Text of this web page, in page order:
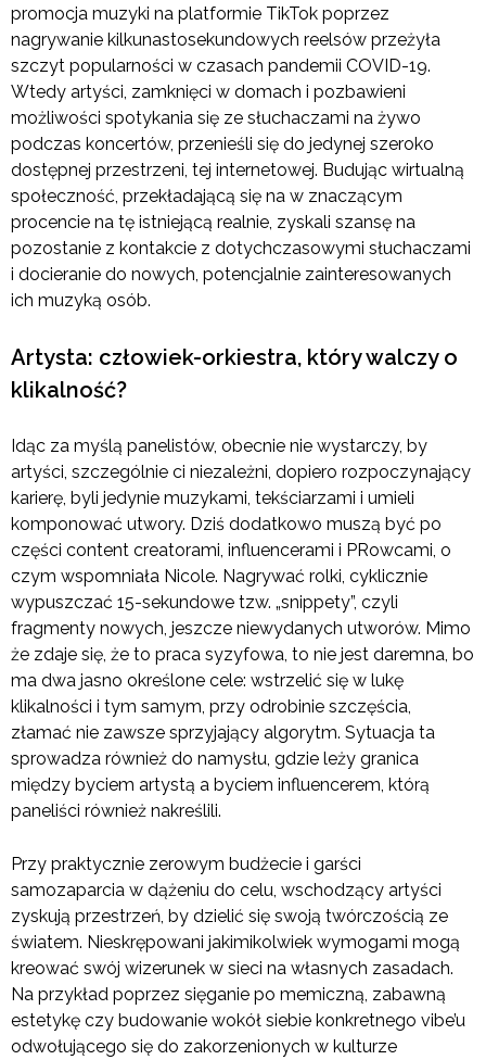
promocja muzyki na platformie TikTok poprzez
nagrywanie kilkunastosekundowych reelsów przeżyła
szczyt popularności w czasach pandemii COVID-19.
Wtedy artyści, zamknięci w domach i pozbawieni
możliwości spotykania się ze słuchaczami na żywo
podczas koncertów, przenieśli się do jedynej szeroko
dostępnej przestrzeni, tej internetowej. Budując wirtualną
społeczność, przekładającą się na w znaczącym
procencie na tę istniejącą realnie, zyskali szansę na
pozostanie z kontakcie z dotychczasowymi słuchaczami
i docieranie do nowych, potencjalnie zainteresowanych
ich muzyką osób.
Artysta: człowiek-orkiestra, który walczy o
klikalność?
Idąc za myślą panelistów, obecnie nie wystarczy, by
artyści, szczególnie ci niezależni, dopiero rozpoczynający
karierę, byli jedynie muzykami, tekściarzami i umieli
komponować utwory. Dziś dodatkowo muszą być po
części content creatorami, influencerami i PRowcami, o
czym wspomniała Nicole. Nagrywać rolki, cyklicznie
wypuszczać 15-sekundowe tzw. „snippety”, czyli
fragmenty nowych, jeszcze niewydanych utworów. Mimo
że zdaje się, że to praca syzyfowa, to nie jest daremna, bo
ma dwa jasno określone cele: wstrzelić się w lukę
klikalności i tym samym, przy odrobinie szczęścia,
złamać nie zawsze sprzyjający algorytm. Sytuacja ta
sprowadza również do namysłu, gdzie leży granica
między byciem artystą a byciem influencerem, którą
paneliści również nakreślili.
Przy praktycznie zerowym budżecie i garści
samozaparcia w dążeniu do celu, wschodzący artyści
zyskują przestrzeń, by dzielić się swoją twórczością ze
światem. Nieskrępowani jakimikolwiek wymogami mogą
kreować swój wizerunek w sieci na własnych zasadach.
Na przykład poprzez sięganie po memiczną, zabawną
estetykę czy budowanie wokół siebie konkretnego vibe’u
odwołującego się do zakorzenionych w kulturze